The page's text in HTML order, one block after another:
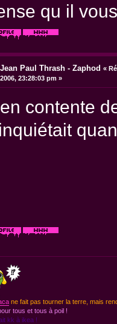
qu il
Jean Paul Thrash - Zaphod «
2006, 23:28:03 pm »
contente
ne fait pas tourner la terre, mais
tous et tous à poil !
kk à ikea !